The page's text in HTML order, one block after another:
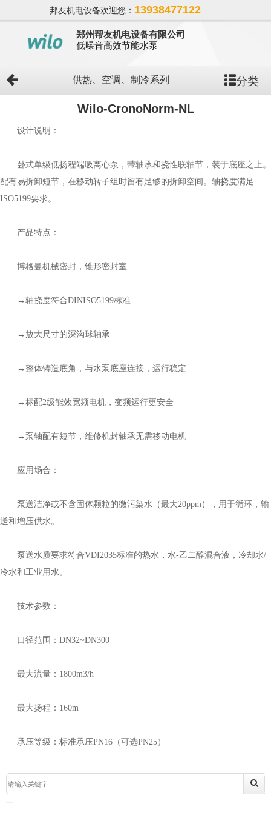
邦友机电设备欢迎您： 13938477122
郑州帮友机电设备有限公司
低噪音高效节能水泵
供热、空调、制冷系列 分类
Wilo-CronoNorm-NL
设计说明：
卧式单级低扬程端吸离心泵，带轴承和挠性联轴节，装于底座之上。
配有易拆卸短节，在移动转子组时留有足够的拆卸空间。轴挠度满足
ISO5199要求。
产品特点：
博格曼机械密封，锥形密封室
→轴挠度符合DINISO5199标准
→放大尺寸的深沟球轴承
→整体铸造底角，与水泵底座连接，运行稳定
→标配2级能效宽频电机，变频运行更安全
→泵轴配有短节，维修机封轴承无需移动电机
应用场合：
泵送洁净或不含固体颗粒的微污染水（最大20ppm），用于循环，输
送和增压供水。
泵送水质要求符合VDI2035标准的热水，水-乙二醇混合液，冷却水/
冷水和工业用水。
技术参数：
口径范围：DN32~DN300
最大流量：1800m3/h
最大扬程：160m
承压等级：标准承压PN16（可选PN25）